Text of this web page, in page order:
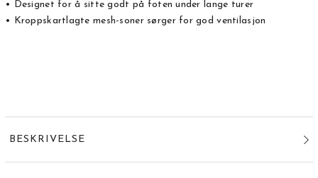
• Designet for å sitte godt på foten under lange turer
• Kroppskartlagte mesh-soner sørger for god ventilasjon
BESKRIVELSE